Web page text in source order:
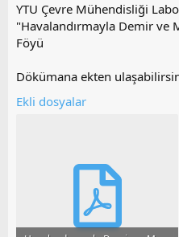
a
ş
l
t
a
n
ı
ç
r
i
YTU Çevre Mühendisliği
"Havalandırmayla Demir ve
Föyü
Dökümana ekten
Ekli dosyalar